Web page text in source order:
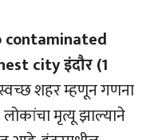
contaminated
city इंदौर (1
शहर म्हणून गणना
लोकांचा मृत्यू झाल्याने